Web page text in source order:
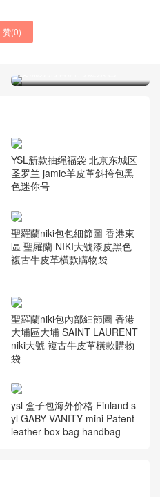
赞(0)
圣罗兰YSL 专柜最新同步
YSL新款抽绳福袋 北京东城区
圣罗兰 jamie羊皮革斜挎包黑
色迷你号
聖羅蘭niki包包細節圖 香港東
區 聖羅蘭 NIKI大號漆皮黑色
複古牛皮革橫款購物袋
聖羅蘭niki包內部細節圖 香港
大埔區大埔 SAINT LAURENT
niki大號 複古牛皮革橫款購物
袋
ysl 盒子包海外价格 Finland s
yl GABY VANITY mini Patent
leather box bag handbag